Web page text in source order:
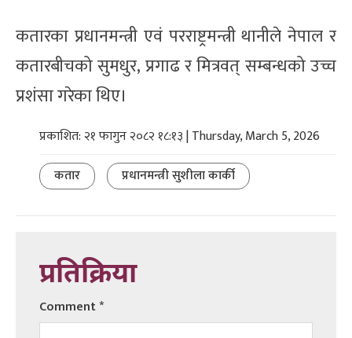
कतारका प्रधानमन्त्री एवं परराष्ट्रमन्त्री थानीले नेपाल र
कतारबीचको सुमधुर, प्रगाढ र मित्रवत् सम्बन्धको उच्च
प्रशंसा गरेका थिए।
प्रकाशित: २१ फागुन २०८२ १८:१३ | Thursday, March 5, 2026
कतार
प्रधानमन्त्री सुशीला कार्की
प्रतिक्रिया
Comment*